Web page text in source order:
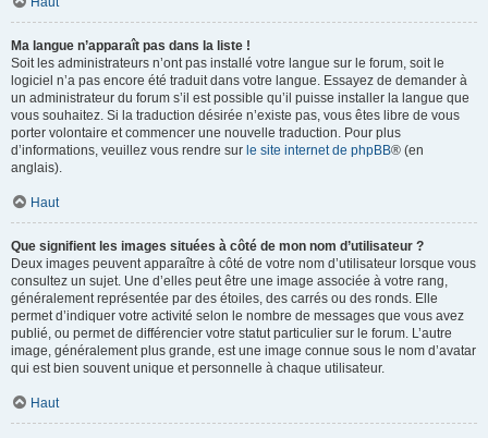
Ma langue n’apparaît pas dans la liste !
Soit les administrateurs n’ont pas installé votre langue sur le forum, soit le
logiciel n’a pas encore été traduit dans votre langue. Essayez de demander à
un administrateur du forum s’il est possible qu’il puisse installer la langue que
vous souhaitez. Si la traduction désirée n’existe pas, vous êtes libre de vous
porter volontaire et commencer une nouvelle traduction. Pour plus
d’informations, veuillez vous rendre sur le site internet de phpBB® (en
anglais).
Haut
Que signifient les images situées à côté de mon nom d’utilisateur ?
Deux images peuvent apparaître à côté de votre nom d’utilisateur lorsque vous
consultez un sujet. Une d’elles peut être une image associée à votre rang,
généralement représentée par des étoiles, des carrés ou des ronds. Elle
permet d’indiquer votre activité selon le nombre de messages que vous avez
publié, ou permet de différencier votre statut particulier sur le forum. L’autre
image, généralement plus grande, est une image connue sous le nom d’avatar
qui est bien souvent unique et personnelle à chaque utilisateur.
Haut